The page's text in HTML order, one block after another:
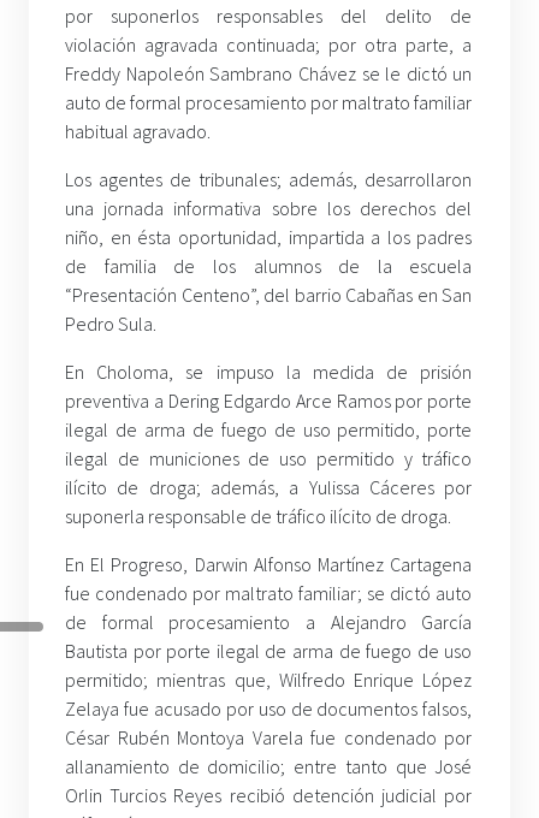
por suponerlos responsables del delito de
violación agravada continuada; por otra parte, a
Freddy Napoleón Sambrano Chávez se le dictó un
auto de formal procesamiento por maltrato familiar
habitual agravado.
Los agentes de tribunales; además, desarrollaron
una jornada informativa sobre los derechos del
niño, en ésta oportunidad, impartida a los padres
de familia de los alumnos de la escuela
“Presentación Centeno”, del barrio Cabañas en San
Pedro Sula.
En Choloma, se impuso la medida de prisión
preventiva a Dering Edgardo Arce Ramos por porte
ilegal de arma de fuego de uso permitido, porte
ilegal de municiones de uso permitido y tráfico
ilícito de droga; además, a Yulissa Cáceres por
suponerla responsable de tráfico ilícito de droga.
En El Progreso, Darwin Alfonso Martínez Cartagena
fue condenado por maltrato familiar; se dictó auto
de formal procesamiento a Alejandro García
Bautista por porte ilegal de arma de fuego de uso
permitido; mientras que, Wilfredo Enrique López
Zelaya fue acusado por uso de documentos falsos,
César Rubén Montoya Varela fue condenado por
allanamiento de domicilio; entre tanto que José
Orlin Turcios Reyes recibió detención judicial por